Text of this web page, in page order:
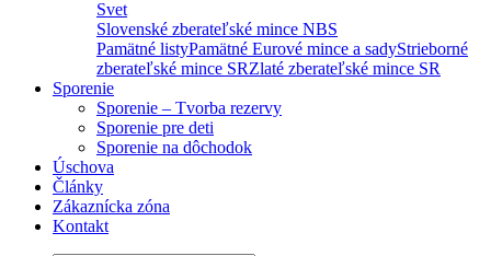
Svet
Slovenské zberateľské mince NBS
Pamätné listyPamätné Eurové mince a sadyStrieborné
zberateľské mince SRZlaté zberateľské mince SR
Sporenie
Sporenie – Tvorba rezervy
Sporenie pre deti
Sporenie na dôchodok
Úschova
Články
Zákaznícka zóna
Kontakt